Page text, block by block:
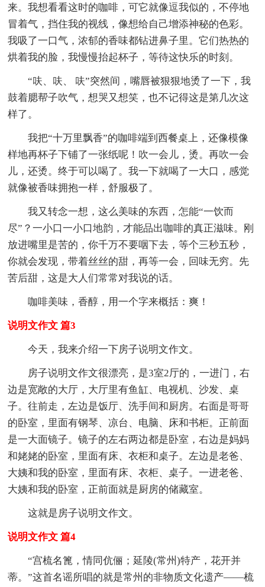
来。我想看看这时的咖啡，可它就像逗我似的，不停地
冒着气，挡住我的视线，像想给自己增添神秘的色彩。
我吸了一口气，浓郁的香味都钻进鼻子里。它们热热的
烘着我的脸，我慢慢抬起杯子，等待这快乐的时刻。
“呋、呋、 呋”突然间，嘴唇被狠狠地烫了一下，我
鼓着腮帮子吹气，想哭又想笑，也不记得这是第几次这
样了。
我把“十万里飘香”的咖啡端到西餐桌上，还像模像
样地再杯子下铺了一张纸呢！吹一会儿，烫。再吹一会
儿，还烫。终于可以喝了。我一下就喝了一大口，感觉
就像被香味拥抱一样，舒服极了。
我又转念一想，这么美味的东西，怎能“一饮而
尽”？一小口一小口地韵，才能品出咖啡的真正滋味。刚
放进嘴里是苦的，你千万不要咽下去，等个三秒五秒，
你就会发现，带着丝丝的甜，再等一会，回味无穷。先
苦后甜，这是大人们常常对我说的话。
咖啡美味，香醇，用一个字来概括：爽！
说明文作文 篇3
今天，我来介绍一下房子说明文作文。
房子说明文作文很漂亮，是3室2厅的，一进门，右
边是宽敞的大厅，大厅里有鱼缸、电视机、沙发、桌
子。往前走，左边是饭厅、洗手间和厨房。右面是哥哥
的卧室，里面有钢琴、凉台、电脑、床和书柜。正前面
是一大面镜子。镜子的左右两边都是卧室，右边是妈妈
和姥姥的卧室，里面有床、衣柜和桌子。左边是老爸、
大姨和我的卧室，里面有床、衣柜、桌子。一进老爸、
大姨和我的卧室，正前面就是厨房的储藏室。
这就是房子说明文作文。
说明文作文 篇4
“宫梳名篦，情同伉俪；延陵(常州)特产，花开并
蒂。”这首名谣所唱的就是常州的非物质文化遗产——梳